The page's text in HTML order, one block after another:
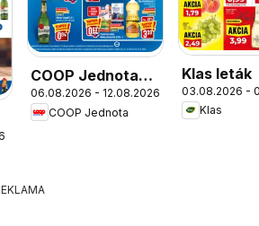
COOP Jednota
leták
06.08.2026 - 12.08.2026
COOP Jednota
Klas leták
03.08.2026 -
Klas